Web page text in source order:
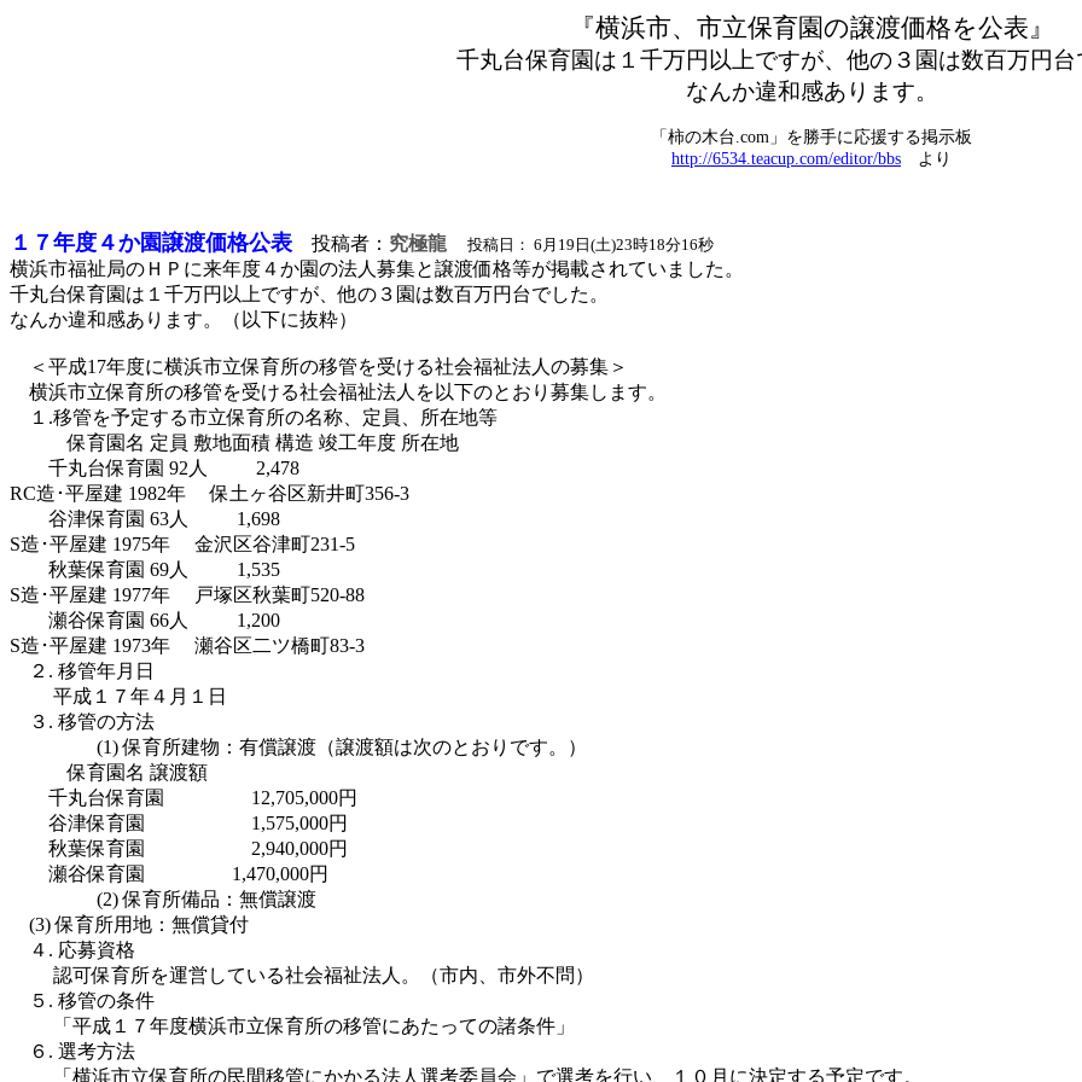
『横浜市、市立保育園の譲渡価格を公表』
千丸台保育園は１千万円以上ですが、他の３園は数百万円台
なんか違和感あります。
「柿の木台.com 」を勝手に応援する掲示板
http://6534.teacup.com/editor/bbs より
１７年度４か園譲渡価格公表 投稿者： 究極龍 投稿日： 6月19日(土)23時18分16秒
横浜市福祉局のＨＰに来年度４か園の法人募集と譲渡価格等が掲載されていました。
千丸台保育園は１千万円以上ですが、他の３園は数百万円台でした。
なんか違和感あります。（以下に抜粋）
＜平成17年度に横浜市立保育所の移管を受ける社会福祉法人の募集＞
横浜市立保育所の移管を受ける社会福祉法人を以下のとおり募集します。
１.移管を予定する市立保育所の名称、定員、所在地等
保育園名 定員 敷地面積 構造 竣工年度 所在地
千丸台保育園 92人 2,478
RC造･平屋建 1982年 保土ヶ谷区新井町356-3
谷津保育園 63人 1,698
S造･平屋建 1975年 金沢区谷津町231-5
秋葉保育園 69人 1,535
S造･平屋建 1977年 戸塚区秋葉町520-88
瀬谷保育園 66人 1,200
S造･平屋建 1973年 瀬谷区二ツ橋町83-3
２. 移管年月日
平成１７年４月１日
３. 移管の方法
(1) 保育所建物：有償譲渡（譲渡額は次のとおりです。）
保育園名 譲渡額
千丸台保育園 12,705,000円
谷津保育園 1,575,000円
秋葉保育園 2,940,000円
瀬谷保育園 1,470,000円
(2) 保育所備品：無償譲渡
(3) 保育所用地：無償貸付
４. 応募資格
認可保育所を運営している社会福祉法人。（市内、市外不問）
５. 移管の条件
「平成１７年度横浜市立保育所の移管にあたっての諸条件」
６. 選考方法
「横浜市立保育所の民間移管にかかる法人選考委員会」で選考を行い、１０月に決定する予定です。